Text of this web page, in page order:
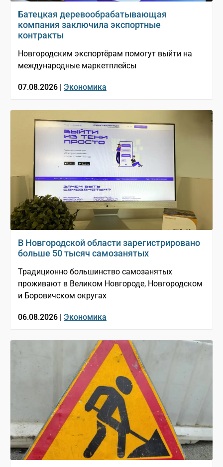
Батецкая деревообрабатывающая
компания заключила экспортные
контракты
Новгородским экспортёрам помогут выйти на
международные маркетплейсы
07.08.2026 | Экономика
В Новгородской области зарегистрировано
больше 50 тысяч самозанятых
Традиционно большинство самозанятых
проживают в Великом Новгороде, Новгородском
и Боровичском округах
06.08.2026 | Экономика